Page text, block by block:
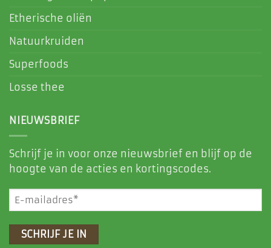
Etherische oliën
Natuurkruiden
Superfoods
Losse thee
NIEUWSBRIEF
Schrijf je in voor onze nieuwsbrief en blijf op de
hoogte van de acties en kortingscodes.
E-
mailadres
(Vereist)